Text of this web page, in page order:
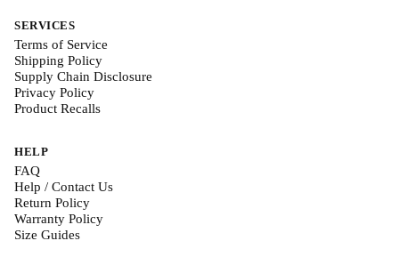
SERVICES
Terms of Service
Shipping Policy
Supply Chain Disclosure
Privacy Policy
Product Recalls
HELP
FAQ
Help / Contact Us
Return Policy
Warranty Policy
Size Guides